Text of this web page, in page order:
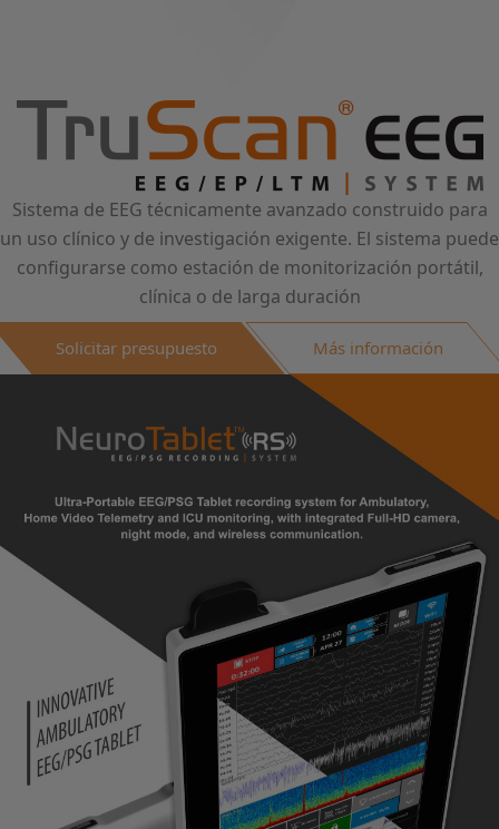
Sistema de EEG técnicamente avanzado construido para
un uso clínico y de investigación exigente. El sistema puede
configurarse como estación de monitorización portátil,
clínica o de larga duración
Solicitar presupuesto Más información